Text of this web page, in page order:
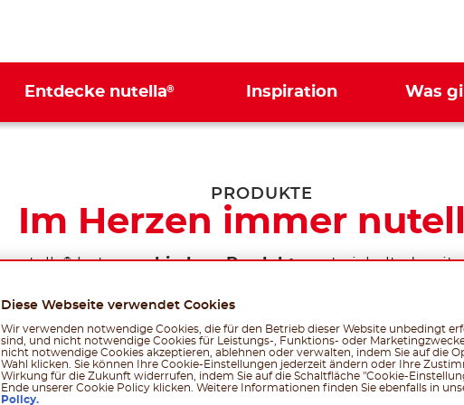
Entdecke nutella® Inspiration Was
PRODUKTE
Im Herzen immer
nutella®hatverschiedene Produkteentwickelt, damit
genießen kannst. Entdecke alle nutella
Diese Webseite verwendet Cookies
Wir verwenden notwendige Cookies, die für den Betrieb dieser Website unbedingt
sind, und nicht notwendige Cookies für Leistungs-, Funktions- oder
nicht notwendige Cookies akzeptieren, ablehnen oder verwalten, indem Sie auf die
Wahl klicken. Sie können Ihre Cookie-Einstellungen jederzeit ändern oder Ihre
Wirkung für die Zukunft widerrufen, indem Sie auf die Schaltfläche "Cookie-
Ende unserer Cookie Policy klicken. Weitere Informationen finden Sie ebenfalls in
Policy.